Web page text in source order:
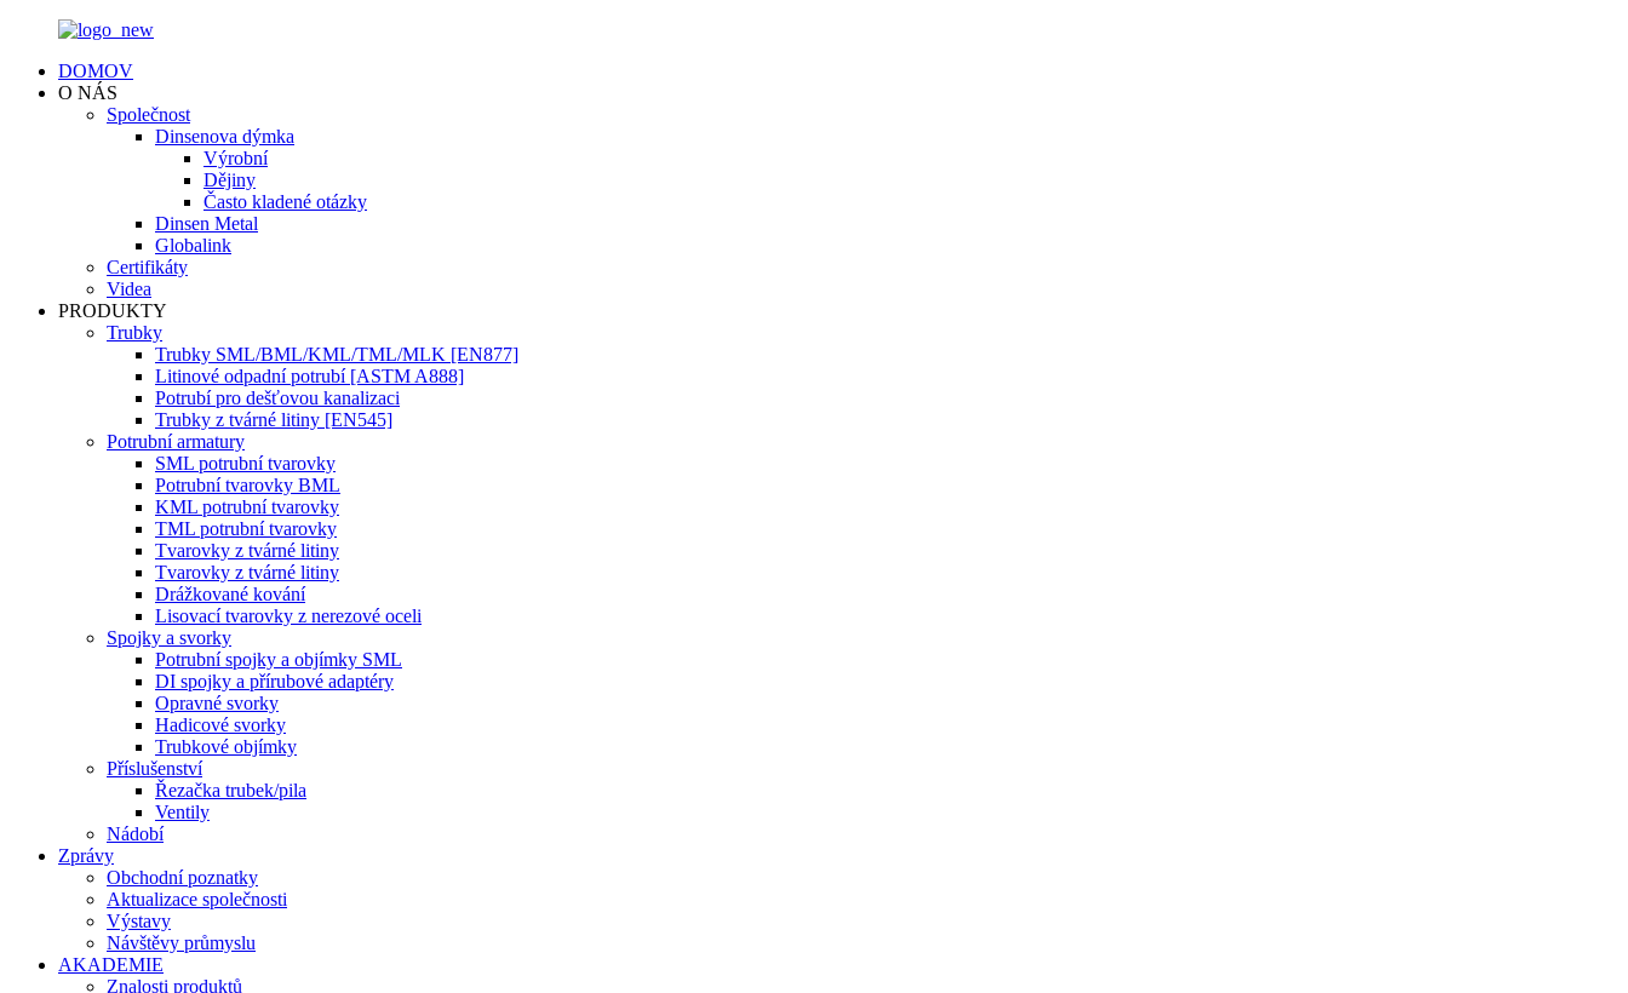
DOMOV
O NÁS
Společnost
Dinsenova dýmka
Výrobní
Dějiny
Často kladené otázky
Dinsen Metal
Globalink
Certifikáty
Videa
PRODUKTY
Trubky
Trubky SML/BML/KML/TML/MLK [EN877]
Litinové odpadní potrubí [ASTM A888]
Potrubí pro dešťovou kanalizaci
Trubky z tvárné litiny [EN545]
Potrubní armatury
SML potrubní tvarovky
Potrubní tvarovky BML
KML potrubní tvarovky
TML potrubní tvarovky
Tvarovky z tvárné litiny
Tvarovky z tvárné litiny
Drážkované kování
Lisovací tvarovky z nerezové oceli
Spojky a svorky
Potrubní spojky a objímky SML
DI spojky a přírubové adaptéry
Opravné svorky
Hadicové svorky
Trubkové objímky
Příslušenství
Řezačka trubek/pila
Ventily
Nádobí
Zprávy
Obchodní poznatky
Aktualizace společnosti
Výstavy
Návštěvy průmyslu
AKADEMIE
Znalosti produktů